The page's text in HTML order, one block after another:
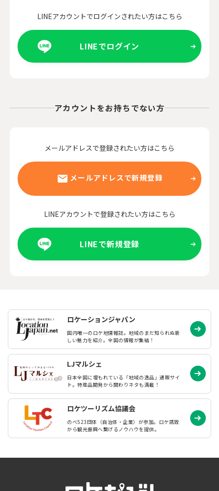
LINEアカウントでログインされたい方はこちら
LINEでログイン
アカウントをお持ちでない方
メールアドレスで登録されたい方はこちら
メールアドレスで新規登録
LINEアカウントで登録されたい方はこちら
LINEで新規登録
ロケーションジャパン
国内唯一のロケ地情報誌。地域のまだ知られぬ新
しい魅力を紹介。全国の情報が集結！
LJマルシェ
日本全国に埋もれている「地域の逸品」通販サイ
ト。特産品開発から関わりネタも満載！
ロケツーリズム協議会
のべ523団体（自治体・企業）が参加。ロケ誘致
から観光振興へ繋げるノウハウを提供。